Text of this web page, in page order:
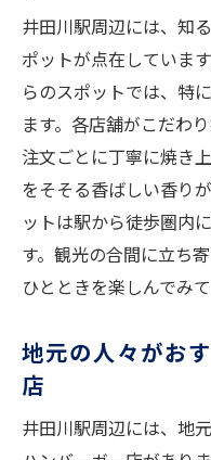
地域の味覚を
香ばしい香り
食材の新鮮さ
井田川駅周辺
地域に根付い
リピーター続
地元食材で際立
の秘密
ハンバーガー
井田川駅周辺
井田川駅周辺には、知
ポットが点在していま
らのスポットでは、特
ます。各店舗がこだわ
注文ごとに丁寧に焼き
をそそる香ばしい香り
ットは駅から徒歩圏内
す。観光の合間に立ち
ひとときを楽しんでみて
地元の人々がお
店
井田川駅周辺には、地